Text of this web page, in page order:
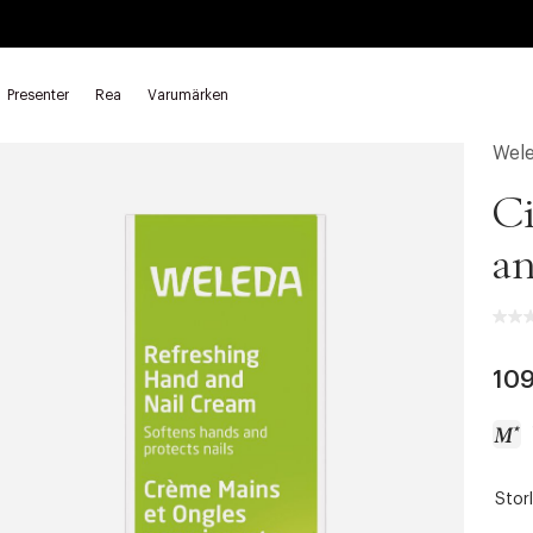
Presenter Rea Varumärken
Handkräm
a